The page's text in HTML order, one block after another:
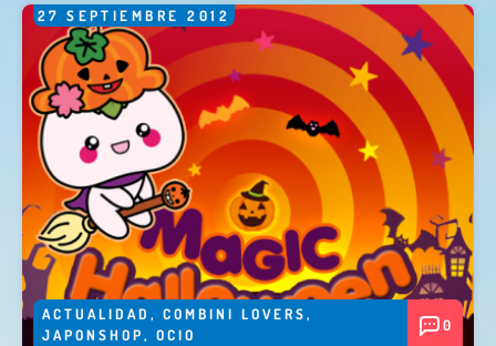
27 SEPTIEMBRE 2012
ACTUALIDAD , COMBINI LOVERS,
JAPONSHOP, OCIO
0